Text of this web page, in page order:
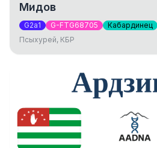
Мидов
G2a1 G-FTG68705 Кабардинец
Псыхурей, КБР